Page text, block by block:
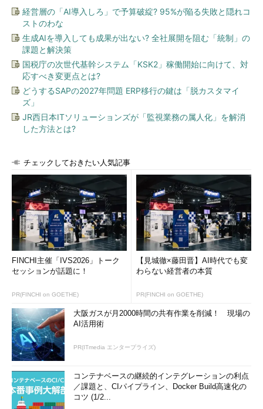
しかし、岡島検事は追及の手を緩めない。証拠物件として、
2017年8月にPOが社内への現状報告を行った際の資料を提出し
た。
「この現状報告書には、アップロード数が伸び悩んでいる原因
の分析として『実はニーズがない？』といった一文がある。この
時点で、そのことにPO本人も気付いていたのではないか。だと
すれば、正式リリース前にピボットできた可能性があったので
は？」
この指摘には、被告も黙らざるを得ない。
第二の容疑は「優先度の取り違え」だ。ここでは、2017年8月
の「現状報告」に加えて、2018年1月に実施された「ユーザーア
ンケート」が証拠として提出された。岡島検事は次のように指摘
する。
「2017年8月1日時点の報告には、β版にアップロードされたフ
ァイルの変換作業を実施し、機能を向上させているとある。しか
し、その後の2018年1月15日に営業担当が実施したユーザー候補
向けのアンケートによると、そうした機能と関係のないフィード
経営層の「AI導入しろ」で予算破綻? 95%が陥る失敗と隠れコ
ストのわな
生成AIを導入しても成果が出ない? 全社展開を阻む「統制」の
課題と解決策
国税庁の次世代基幹システム「KSK2」稼働開始に向けて、対
応すべき変更点とは?
どうするSAPの2027年問題 ERP移行の鍵は「脱カスタマイ
ズ」
JR西日本ITソリューションズが「監視業務の属人化」を解消
した方法とは?
チェックしておきたい人気記事
FINCHI主催「IVS2026」トーク
セッションが話題に！
PR(FINCHI on GOETHE)
【見城徹×藤田晋】AI時代でも変
わらない経営者の本質
PR(FINCHI on GOETHE)
大阪ガスが月2000時間の共有作業を削減！ 現場の
AI活用術
PR(ITmedia エンタープライズ)
コンテナベースの継続的インテグレーションの利点
／課題と、CIパイプライン、Docker Build高速化の
コツ (1/2...